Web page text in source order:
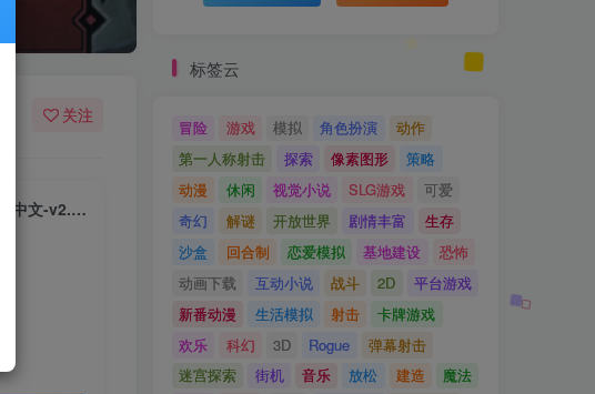
关注
最后的信仰｜The Last Faith Awakened Ancients｜官方中文-v2.1.0｜2.33G｜免安装
标签云
冒险 游戏 模拟 角色扮演
动作
第一人称射击
探索 像素图形
策略
动漫
休闲 视觉小说 SLG游戏
可爱
奇幻
解谜 开放世界 剧情丰富
生存
沙盒
回合制 恋爱模拟 基地建设
恐怖
动画下载
互动小说 战斗 2D
平台游戏
新番动漫
生活模拟 射击
卡牌游戏
欢乐
科幻 3D Rogue
弹幕射击
迷宫探索
街机 音乐 放松 建造
魔法